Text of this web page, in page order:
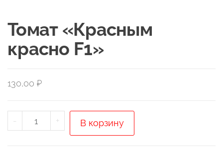
Томат «Красным
красно F1»
130,00 ₽
-
Количество
товара
+ В корзину